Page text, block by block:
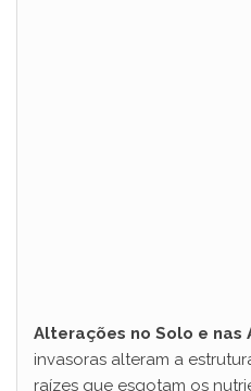
Alterações no Solo e nas
invasoras alteram a
raízes que esgotam os